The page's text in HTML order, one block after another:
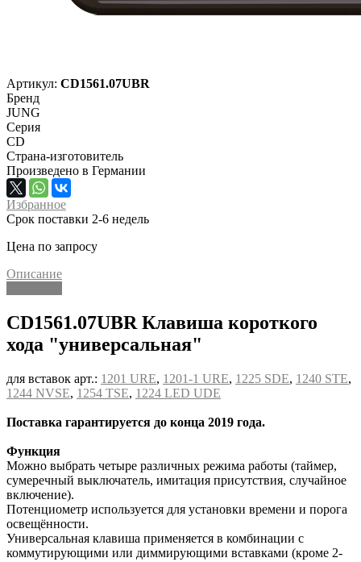
Артикул: CD1561.07UBR
Бренд
JUNG
Серия
CD
Страна-изготовитель
Произведено в Германии
Избранное
Срок поставки 2-6 недель
Цена по запросу
Описание
CD1561.07UBR Клавиша короткого
хода "универсальная"
для вставок арт.: 1201 URE, 1201-1 URE, 1225 SDE, 1240 STE,
1244 NVSE, 1254 TSE, 1224 LED UDE
Поставка гарантируется до конца 2019 года.
Функция
Можно выбрать четыре различных режима работы (таймер,
сумеречный выключатель, имитация присутствия, случайное
включение).
Потенциометр используется для установки времени и порога
освещённости.
Универсальная клавиша применяется в комбинации с
коммутирующими или диммирующими вставками (кроме 2-